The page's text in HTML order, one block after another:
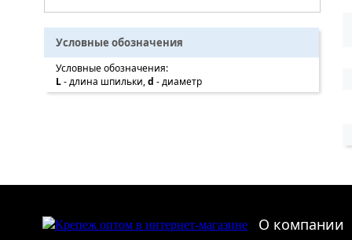
Условные обозначения
Условные обозначения:
L- длина шпильки,d - диаметр
О компании